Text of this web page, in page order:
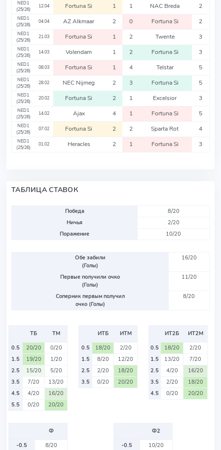
NED1
(25/26)
12.04 Fortuna Si 1 1 NAC Breda 2
NED1
(25/26)
04.04 AZ Alkmaar 2 0 Fortuna Si 2
NED1
(25/26)
21.03 Fortuna Si 1 2 Twente 3
NED1
(25/26)
14.03 Volendam 1 2 Fortuna Si 3
NED1
(25/26)
08.03 Fortuna Si 1 4 Telstar 5
NED1
(25/26)
28.02 NEC Nijmeg 2 3 Fortuna Si 5
NED1
(25/26)
20.02 Fortuna Si 2 1 Excelsior 3
NED1
(25/26)
14.02 Ajax 4 1 Fortuna Si 5
NED1
(25/26)
07.02 Fortuna Si 2 2 Sparta Rot 4
NED1
(25/26)
01.02 Heracles 2 1 Fortuna Si 3
ТАБЛИЦА СТАВОК
Победа
8/20
Ничья
2/20
Поражение
10/20
Обе забили
(Голы)
16/20
Первые получили очко
(Голы)
11/20
Соперник первым получил
очко (Голы)
8/20
ТБ
ТМ
0.5
20/20
0/20
1.5
19/20
1/20
2.5
15/20
5/20
3.5
7/20
13/20
4.5
4/20
16/20
5.5
0/20 20/20
ИТБ
ИТМ
0.5
18/20
2/20
1.5
8/20
12/20
2.5
2/20
18/20
3.5
0/20 20/20
ИТ2Б
ИТ2М
0.5
18/20
2/20
1.5
13/20
7/20
2.5
4/20
16/20
3.5
2/20
18/20
4.5
0/20 20/20
Ф
-0.5
8/20
Ф2
-0.5
10/20